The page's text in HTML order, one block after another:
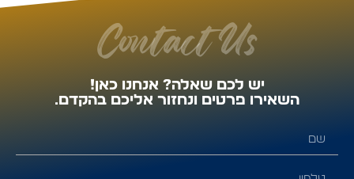
Contact Us
יש לכם שאלה? אנחנו כאן!
השאירו פרטים ונחזור אליכם בהקדם.